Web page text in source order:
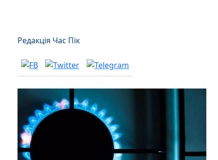
Редакція Час Пік